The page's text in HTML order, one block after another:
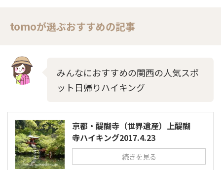
tomoが選ぶおすすめの記事
みんなにおすすめの関西の人気スポ
ット日帰りハイキング
京都・醍醐寺（世界遺産）上醍醐
寺ハイキング2017.4.23
続きを見る